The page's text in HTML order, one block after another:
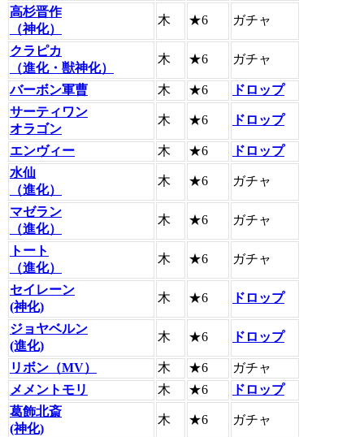
高杉晋作
（神化）
木 ★6 ガチャ
クラピカ
（進化・獣神化）
木 ★6 ガチャ
バーボン軍曹 木 ★6
ドロップ
サーティワン
オラゴン
木 ★6 ドロップ
エンヴィー 木 ★6
ドロップ
水仙
（進化）
木 ★6 ガチャ
マゼラン
（進化）
木 ★6 ガチャ
トート
（進化）
木 ★6 ガチャ
セイレーン
(神化)
木 ★6 ドロップ
ジョヤベルン
(進化)
木 ★6 ドロップ
リボン（MV） 木 ★6
ガチャ
メメントモリ
木 ★6
ドロップ
葛飾北斎
(神化)
木 ★6 ガチャ